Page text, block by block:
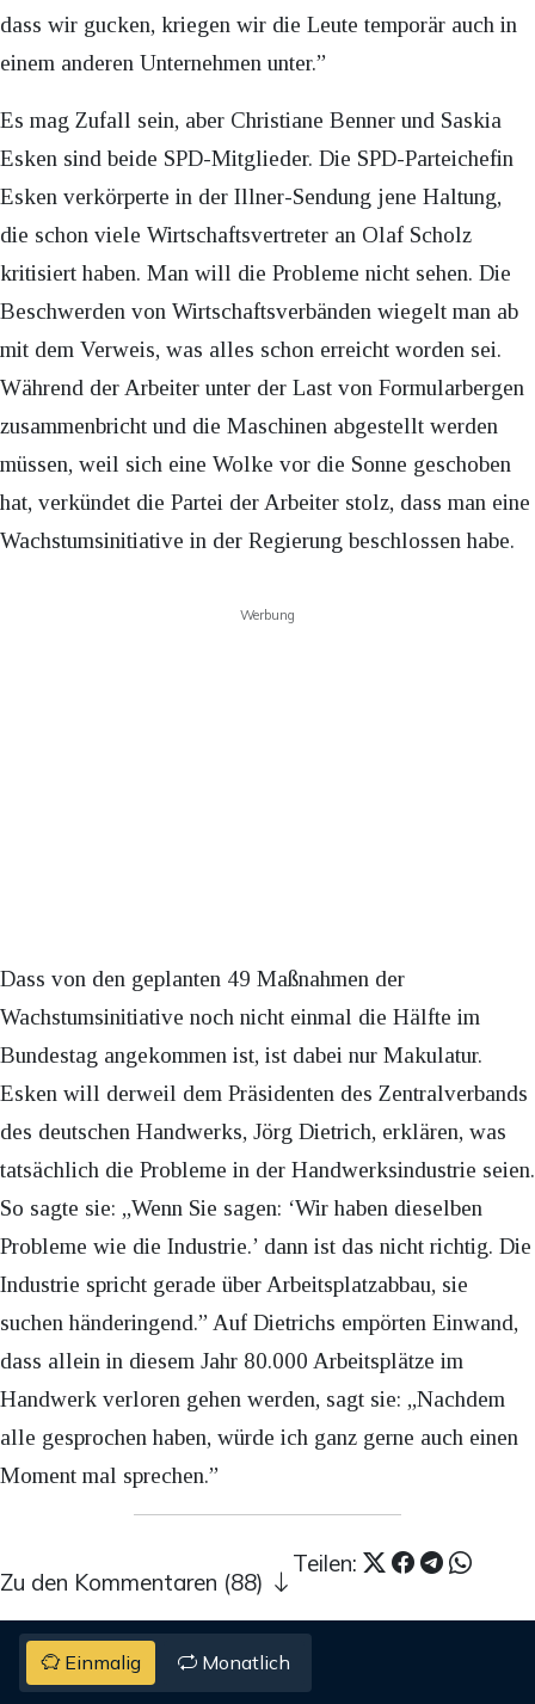
dass wir gucken, kriegen wir die Leute temporär auch in
einem anderen Unternehmen unter.”
Es mag Zufall sein, aber Christiane Benner und Saskia
Esken sind beide SPD-Mitglieder. Die SPD-Parteichefin
Esken verkörperte in der Illner-Sendung jene Haltung,
die schon viele Wirtschaftsvertreter an Olaf Scholz
kritisiert haben. Man will die Probleme nicht sehen. Die
Beschwerden von Wirtschaftsverbänden wiegelt man ab
mit dem Verweis, was alles schon erreicht worden sei.
Während der Arbeiter unter der Last von Formularbergen
zusammenbricht und die Maschinen abgestellt werden
müssen, weil sich eine Wolke vor die Sonne geschoben
hat, verkündet die Partei der Arbeiter stolz, dass man eine
Wachstumsinitiative in der Regierung beschlossen habe.
Werbung
Dass von den geplanten 49 Maßnahmen der
Wachstumsinitiative noch nicht einmal die Hälfte im
Bundestag angekommen ist, ist dabei nur Makulatur.
Esken will derweil dem Präsidenten des Zentralverbands
des deutschen Handwerks, Jörg Dietrich, erklären, was
tatsächlich die Probleme in der Handwerksindustrie seien.
So sagte sie: „Wenn Sie sagen: ‘Wir haben dieselben
Probleme wie die Industrie.’ dann ist das nicht richtig. Die
Industrie spricht gerade über Arbeitsplatzabbau, sie
suchen händeringend.” Auf Dietrichs empörten Einwand,
dass allein in diesem Jahr 80.000 Arbeitsplätze im
Handwerk verloren gehen werden, sagt sie: „Nachdem
alle gesprochen haben, würde ich ganz gerne auch einen
Moment mal sprechen.”
Teilen:
Zu den Kommentaren (88)
Einmalig Monatlich